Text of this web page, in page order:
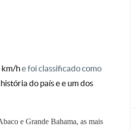
km/he foi classificado como
do país ee um dos
e Grande Bahama, as mais